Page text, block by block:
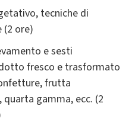
tecniche di
(2 ore)
e sesti
fresco e trasformato
frutta
gamma, ecc. (2